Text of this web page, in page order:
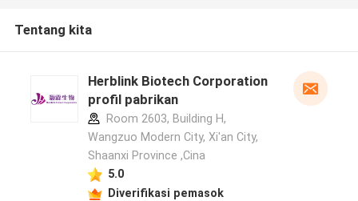
Tentang kita
Herblink Biotech Corporation
profil pabrikan
Room 2603, Building H,
Wangzuo Modern City, Xi'an City,
Shaanxi Province ,Cina
5.0
Diverifikasi pemasok